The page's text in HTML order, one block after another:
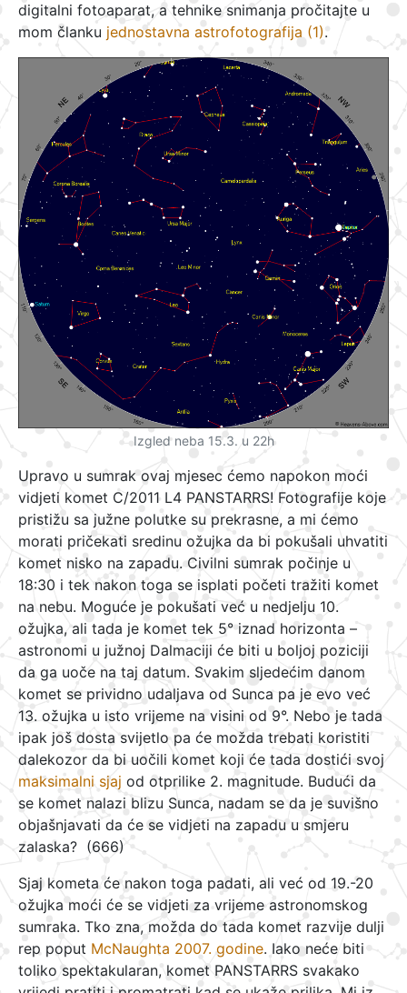
digitalni fotoaparat, a tehnike snimanja pročitajte u
mom članku jednostavna astrofotografija (1).
Izgled neba 15.3. u 22h
Upravo u sumrak ovaj mjesec ćemo napokon moći
vidjeti komet C/2011 L4 PANSTARRS! Fotografije koje
pristižu sa južne polutke su prekrasne, a mi ćemo
morati pričekati sredinu ožujka da bi pokušali uhvatiti
komet nisko na zapadu. Civilni sumrak počinje u
18:30 i tek nakon toga se isplati početi tražiti komet
na nebu. Moguće je pokušati već u nedjelju 10.
ožujka, ali tada je komet tek 5° iznad horizonta –
astronomi u južnoj Dalmaciji će biti u boljoj poziciji
da ga uoče na taj datum. Svakim sljedećim danom
komet se prividno udaljava od Sunca pa je evo već
13. ožujka u isto vrijeme na visini od 9°. Nebo je tada
ipak još dosta svijetlo pa će možda trebati koristiti
dalekozor da bi uočili komet koji će tada dostići svoj
maksimalni sjaj od otprilike 2. magnitude. Budući da
se komet nalazi blizu Sunca, nadam se da je suvišno
objašnjavati da će se vidjeti na zapadu u smjeru
zalaska? (666)
Sjaj kometa će nakon toga padati, ali već od 19.-20
ožujka moći će se vidjeti za vrijeme astronomskog
sumraka. Tko zna, možda do tada komet razvije dulji
rep poput McNaughta 2007. godine. Iako neće biti
toliko spektakularan, komet PANSTARRS svakako